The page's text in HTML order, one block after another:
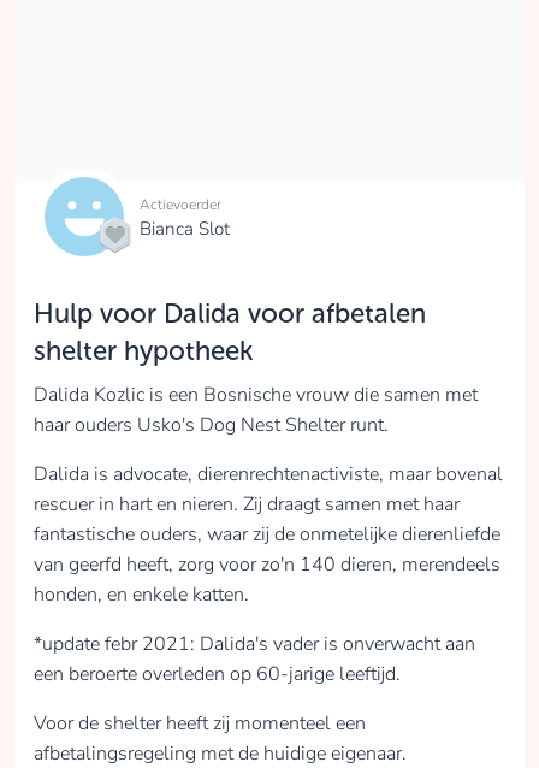
Actievoerder
Bianca Slot
Hulp voor Dalida voor afbetalen
shelter hypotheek
Dalida Kozlic is een Bosnische vrouw die samen met
haar ouders Usko's Dog Nest Shelter runt.
Dalida is advocate, dierenrechtenactiviste, maar bovenal
rescuer in hart en nieren. Zij draagt samen met haar
fantastische ouders, waar zij de onmetelijke dierenliefde
van geerfd heeft, zorg voor zo'n 140 dieren, merendeels
honden, en enkele katten.
*update febr 2021: Dalida's vader is onverwacht aan
een beroerte overleden op 60-jarige leeftijd.
Voor de shelter heeft zij momenteel een
afbetalingsregeling met de huidige eigenaar.